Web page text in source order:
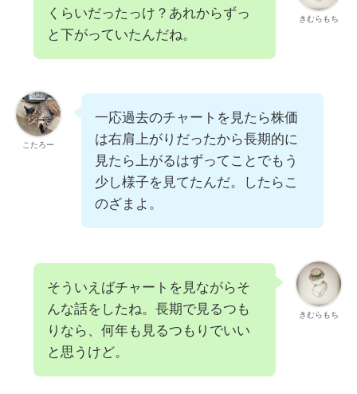
きむらもち
くらいだったっけ？あれからずっ
と下がっていたんだね。
こたろー
一応過去のチャートを見たら株価
は右肩上がりだったから長期的に
見たら上がるはずってことでもう
少し様子を見てたんだ。したらこ
のざまよ。
きむらもち
そういえばチャートを見ながらそ
んな話をしたね。長期で見るつも
りなら、何年も見るつもりでいい
と思うけど。